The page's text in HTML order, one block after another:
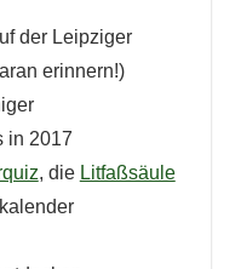
der Leipziger
erinnern!)
in 2017
, die Litfaßsäule